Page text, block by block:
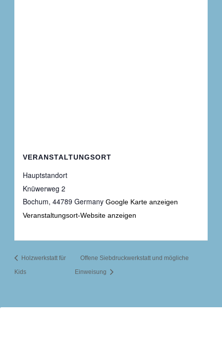
VERANSTALTUNGSORT
Hauptstandort
Knüwerweg 2
Bochum, 44789 Germany Google Karte anzeigen
Veranstaltungsort-Website anzeigen
Holzwerkstatt für
Kids
Offene Siebdruckwerkstatt und mögliche
Einweisung